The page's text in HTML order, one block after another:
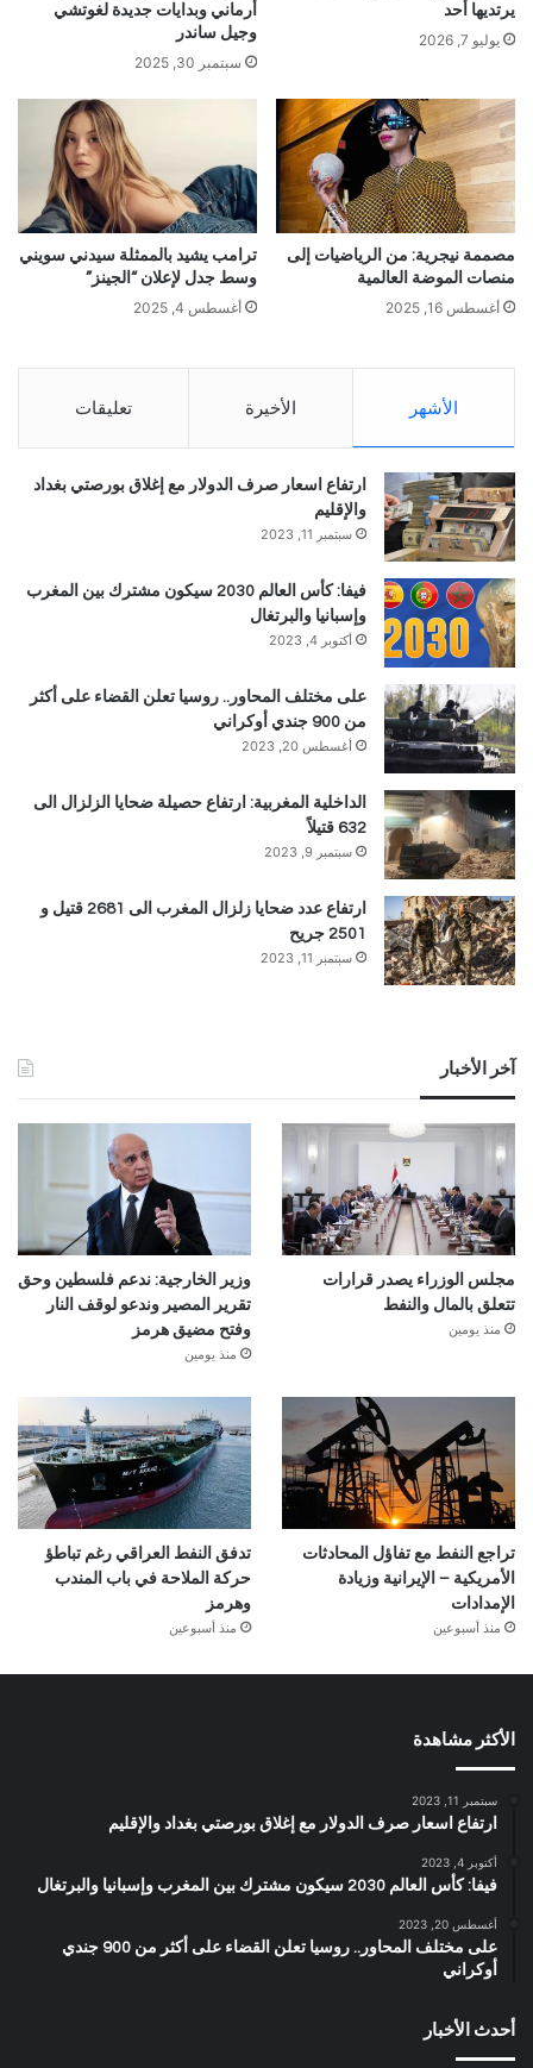
يرتديها أحد
يوليو 7, 2026
أرماني وبدايات جديدة لغوتشي
وجيل ساندر
سبتمبر 30, 2025
مصممة نيجرية: من الرياضيات إلى
منصات الموضة العالمية
أغسطس 16, 2025
ترامب يشيد بالممثلة سيدني سويني
وسط جدل لإعلان “الجينز”
أغسطس 4, 2025
الأشهر الأخيرة تعليقات
ارتفاع اسعار صرف الدولار مع إغلاق بورصتي بغداد
والإقليم
سبتمبر 11, 2023
فيفا: كأس العالم 2030 سيكون مشترك بين المغرب
وإسبانيا والبرتغال
أكتوبر 4, 2023
على مختلف المحاور.. روسيا تعلن القضاء على أكثر
من 900 جندي أوكراني
أغسطس 20, 2023
الداخلية المغربية: ارتفاع حصيلة ضحايا الزلزال الى
632 قتيلاً
سبتمبر 9, 2023
ارتفاع عدد ضحايا زلزال المغرب الى 2681 قتيل و
2501 جريح
سبتمبر 11, 2023
آخر الأخبار
مجلس الوزراء يصدر قرارات
تتعلق بالمال والنفط
منذ يومين
وزير الخارجية: ندعم فلسطين وحق
تقرير المصير وندعو لوقف النار
وفتح مضيق هرمز
منذ يومين
تراجع النفط مع تفاؤل المحادثات
الأمريكية – الإيرانية وزيادة
الإمدادات
منذ أسبوعين
تدفق النفط العراقي رغم تباطؤ
حركة الملاحة في باب المندب
وهرمز
منذ أسبوعين
الأكثر مشاهدة
سبتمبر 11, 2023
ارتفاع اسعار صرف الدولار مع إغلاق بورصتي بغداد والإقليم
أكتوبر 4, 2023
فيفا: كأس العالم 2030 سيكون مشترك بين المغرب وإسبانيا والبرتغال
أغسطس 20, 2023
على مختلف المحاور.. روسيا تعلن القضاء على أكثر من 900 جندي
أوكراني
أحدث الأخبار